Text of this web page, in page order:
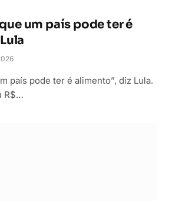
um país pode ter é
país pode ter é alimento”, diz Lula.
R$…